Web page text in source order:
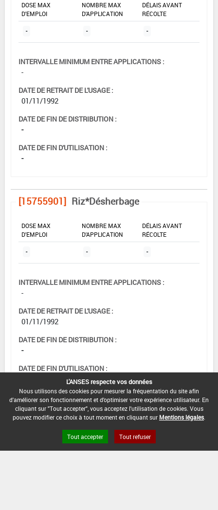
DOSE MAX
D'EMPLOI
NOMBRE MAX
D'APPLICATION
DÉLAIS AVANT
RÉCOLTE
- - -
INTERVALLE MINIMUM ENTRE APPLICATIONS :
-
DATE DE RETRAIT DE L'USAGE :
01/11/1992
DATE DE FIN DE DISTRIBUTION :
-
DATE DE FIN D'UTILISATION :
-
[15755901] Riz*Désherbage
DOSE MAX
D'EMPLOI
NOMBRE MAX
D'APPLICATION
DÉLAIS AVANT
RÉCOLTE
- - -
INTERVALLE MINIMUM ENTRE APPLICATIONS :
-
DATE DE RETRAIT DE L'USAGE :
01/11/1992
DATE DE FIN DE DISTRIBUTION :
-
DATE DE FIN D'UTILISATION :
L'ANSES respecte vos données
Nous utilisons des cookies pour mesurer la fréquentation du site afin
d'améliorer son fonctionnement et d'optimiser votre expérience utilisateur. En
cliquant sur "Tout accepter", vous acceptez l'utilisation de cookies. Vous
pouvez modifier ce choix à tout moment en cliquant sur Mentions légales
Tout accepter Tout refuser